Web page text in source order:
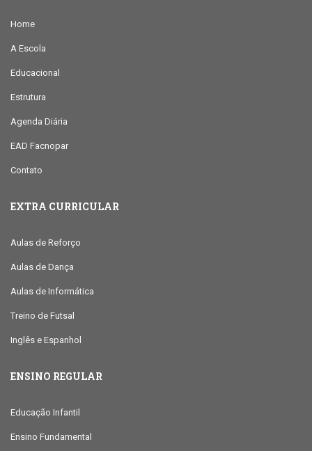
Home
A Escola
Educacional
Estrutura
Agenda Diária
EAD Facnopar
Contato
EXTRA CURRICULAR
Aulas de Reforço
Aulas de Dança
Aulas de Informática
Treino de Futsal
Inglês e Espanhol
ENSINO REGULAR
Educação Infantil
Ensino Fundamental